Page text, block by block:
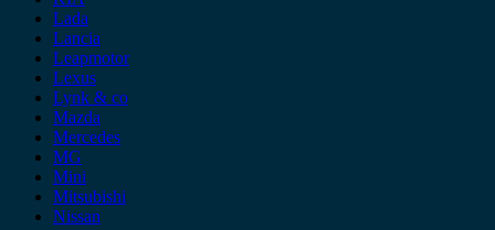
Lada
Lancia
Leapmotor
Lexus
Lynk & co
Mazda
Mercedes
MG
Mini
Mitsubishi
Nissan